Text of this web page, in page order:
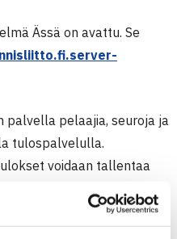
Ässä on avattu. Se
palvella pelaajia, seuroja ja
tulospalvelulla.
voidaan tallentaa